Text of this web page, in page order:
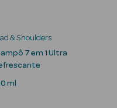
& Shoulders
7 em 1 Ultra
ml